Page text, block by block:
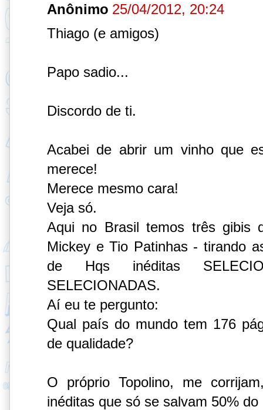
Anônimo 25/04/2012, 20:24
Thiago (e amigos)
Papo sadio...
Discordo de ti.
Acabei de abrir um vinho que
merece!
Merece mesmo cara!
Veja só.
Aqui no Brasil temos três gibis
Mickey e Tio Patinhas - tirando
de Hqs inéditas
SELECIONADAS.
Aí eu te pergunto:
Qual país do mundo tem 176
de qualidade?
O próprio Topolino, me
inéditas que só se salvam 50% do